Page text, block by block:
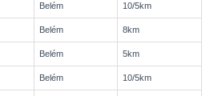
Belém 10/5km
Belém 8km
Belém 5km
Belém 10/5km